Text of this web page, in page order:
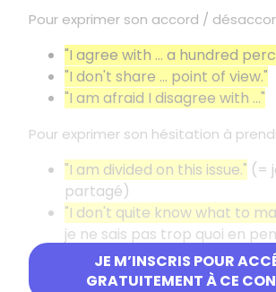
JE M’INSCRIS POUR
GRATUITEMENT À CE
Pour exprimer son accord /
"I agree with … a hundred
"I don't share … point of view."
"I am afraid I disagree with …"
Pour exprimer son hésitation à
"I am divided on this issue." (=
partagé)
"I don't quite know what to
je ne sais pas trop quoi en
Pour exprimer sa surprise